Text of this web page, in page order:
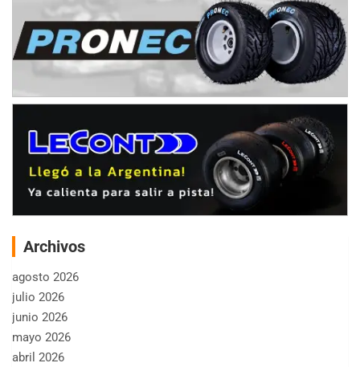
Archivos
agosto 2026
julio 2026
junio 2026
mayo 2026
abril 2026